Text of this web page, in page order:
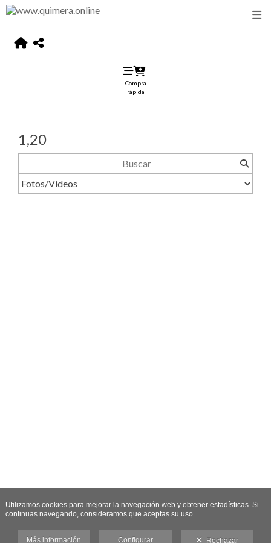
Compra
rápida
1,20
Utilizamos cookies para mejorar la navegación web y obtener estadísticas. Si
continuas navegando, consideramos que aceptas su uso.
Más información Configurar Rechazar